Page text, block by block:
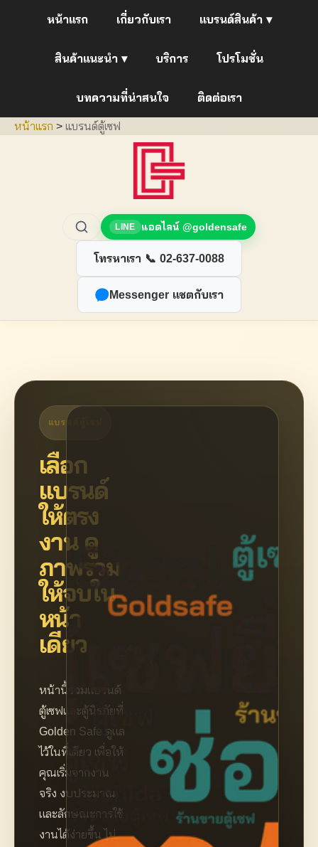
หน้าแรก เกี่ยวกับเรา แบรนด์สินค้า ▾
สินค้าแนะนำ ▾ บริการ โปรโมชั่น
บทความที่น่าสนใจ
ติดต่อเรา
หน้าแรก > แบรนด์ตู้เซฟ
LINE แอดไลน์ @goldensafe
โทรหาเรา 📞 02-637-0088
Messenger แชตกับเรา
แบรนด์ตู้เซฟ
เลือก
แบรนด์
ให้ตรง
งาน ดู
ภาพรวม
ให้จบใน
หน้า
เดียว
หน้านี้รวมแบรนด์
ตู้เซฟและตู้นิรภัยที่
Golden Safe ดูแล
ไว้ในที่เดียว เพื่อให้
คุณเริ่มจากงาน
จริง งบประมาณ
และลักษณะการใช้
งานได้ง่ายขึ้น ไม่